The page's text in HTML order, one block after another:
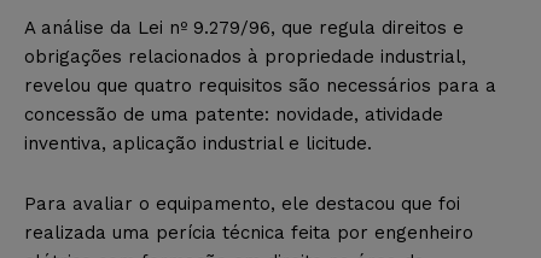
A análise da Lei nº 9.279/96, que regula direitos e
obrigações relacionados à propriedade industrial,
revelou que quatro requisitos são necessários para a
concessão de uma patente: novidade, atividade
inventiva, aplicação industrial e licitude.
Para avaliar o equipamento, ele destacou que foi
realizada uma perícia técnica feita por engenheiro